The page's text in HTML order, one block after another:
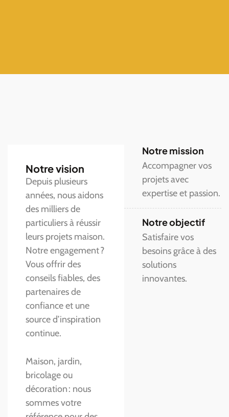
Notre vision
Depuis plusieurs
années, nous aidons
des milliers de
particuliers à réussir
leurs projets maison.
Notre engagement ?
Vous offrir des
conseils fiables, des
partenaires de
confiance et une
source d’inspiration
continue.
Maison, jardin,
bricolage ou
décoration : nous
sommes votre
Notre mission
Accompagner vos
projets avec
expertise et passion.
Notre objectif
Satisfaire vos
besoins grâce à des
solutions
innovantes.